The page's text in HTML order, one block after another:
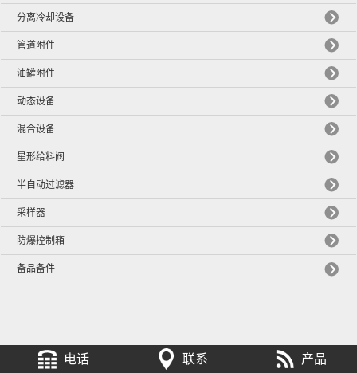
分离冷却设备
管道附件
油罐附件
动态设备
混合设备
星形给料阀
半自动过滤器
采样器
防爆控制箱
备品备件
电话 联系 产品